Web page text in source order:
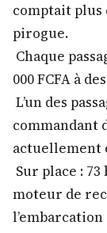
comptait plus
pirogue.
Chaque
000 FCFA à
L’un des
commandant
actuellement
Sur place :
moteur de